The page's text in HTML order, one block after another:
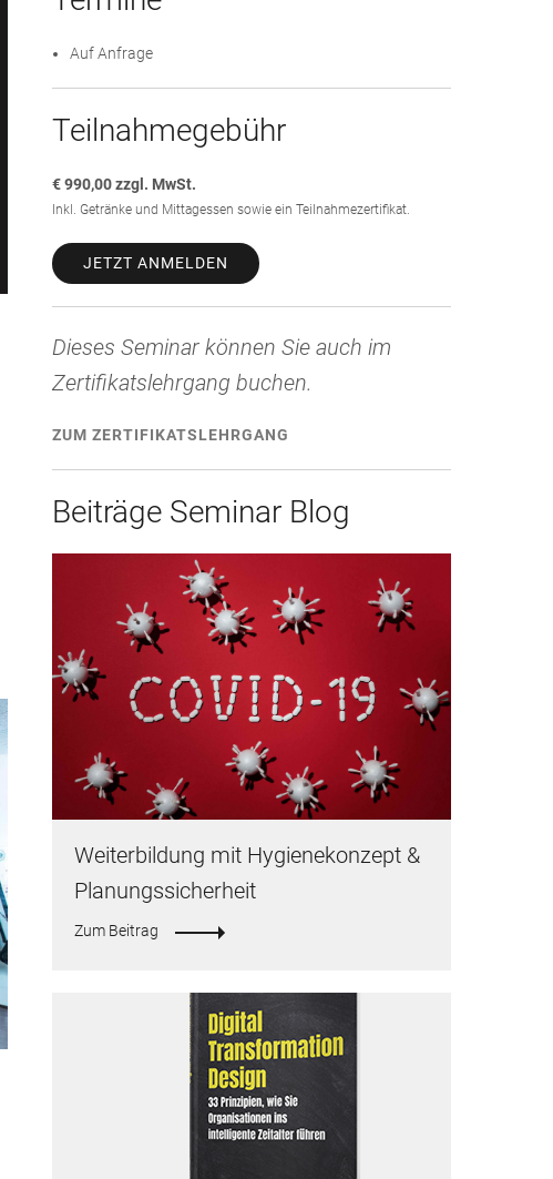
Auf Anfrage
Teilnahmegebühr
€ 990,00 zzgl. MwSt.
Inkl. Getränke und Mittagessen sowie ein Teilnahmezertifikat.
JETZT ANMELDEN
Dieses Seminar können Sie auch im
Zertifikatslehrgang buchen.
ZUM ZERTIFIKATSLEHRGANG
Beiträge Seminar Blog
Weiterbildung mit Hygienekonzept &
Planungssicherheit
Zum Beitrag